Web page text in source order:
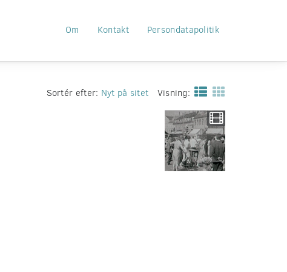
Om Kontakt Persondatapolitik
Sortér efter: Nyt på sitet Visning: